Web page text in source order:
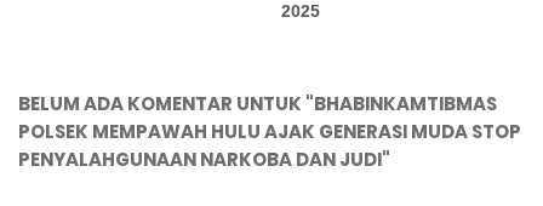
2025
BELUM ADA KOMENTAR UNTUK "BHABINKAMTIBMAS
POLSEK MEMPAWAH HULU AJAK GENERASI MUDA STOP
PENYALAHGUNAAN NARKOBA DAN JUDI"